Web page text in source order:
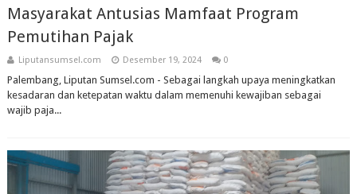
Masyarakat Antusias Mamfaat Program
Pemutihan Pajak
Liputansumsel.com Desember 19, 2024 0
Palembang, Liputan Sumsel.com - Sebagai langkah upaya meningkatkan
kesadaran dan ketepatan waktu dalam memenuhi kewajiban sebagai
wajib paja...